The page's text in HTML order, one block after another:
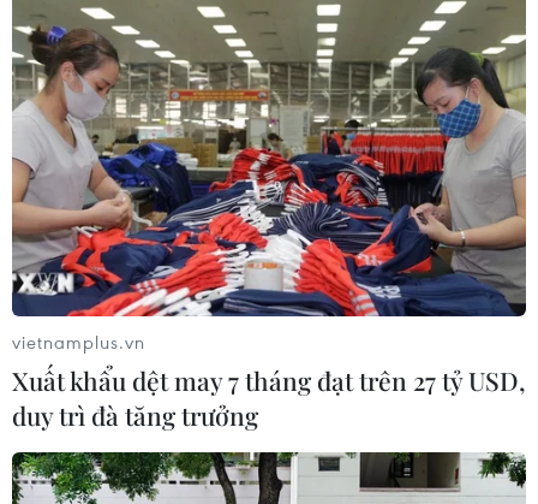
vietnamplus.vn
Xuất khẩu dệt may 7 tháng đạt trên 27 tỷ USD,
duy trì đà tăng trưởng